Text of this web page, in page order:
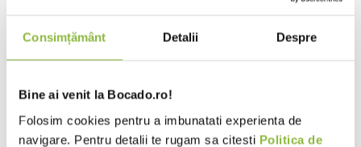
Consimțământ Detalii Despre
Bine ai venit la Bocado.ro!
Folosim cookies pentru a imbunatati experienta de
navigare. Pentru detalii te rugam sa citesti Politica de
MID-106